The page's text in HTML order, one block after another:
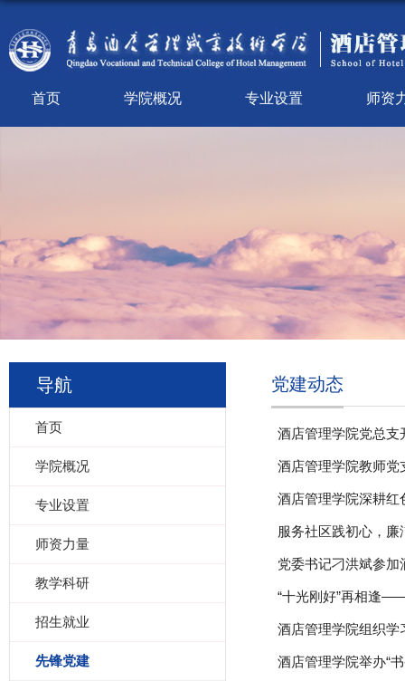
首页 学院概况 专业设置 师资
导航
首页
学院概况
专业设置
师资力量
教学科研
招生就业
先锋党建
党建动态
酒店管理学院党总支
酒店管理学院教师党
酒店管理学院深耕红
服务社区践初心，廉
党委书记刁洪斌参
“十光刚好”再相逢
酒店管理学院组织学
酒店管理学院举办“